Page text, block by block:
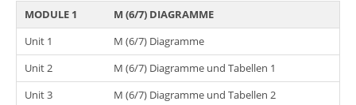
MODULE 1
M (6/7) DIAGRAMME
Unit 1
M (6/7) Diagramme
Unit 2
M (6/7) Diagramme und Tabellen 1
Unit 3
M (6/7) Diagramme und Tabellen 2